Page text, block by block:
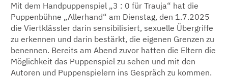
Mit dem Handpuppenspiel „3 : 0 für Trauja“ hat die
Puppenbühne „Allerhand“ am Dienstag, den 1.7.2025
die Viertklässler darin sensibilisiert, sexuelle Übergriffe
zu erkennen und darin bestärkt, die eigenen Grenzen zu
benennen. Bereits am Abend zuvor hatten die Eltern die
Möglichkeit das Puppenspiel zu sehen und mit den
Autoren und Puppenspielern ins Gespräch zu kommen.